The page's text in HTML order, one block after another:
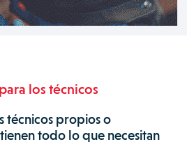
los técnicos
técnicos propios o
todo lo que necesitan